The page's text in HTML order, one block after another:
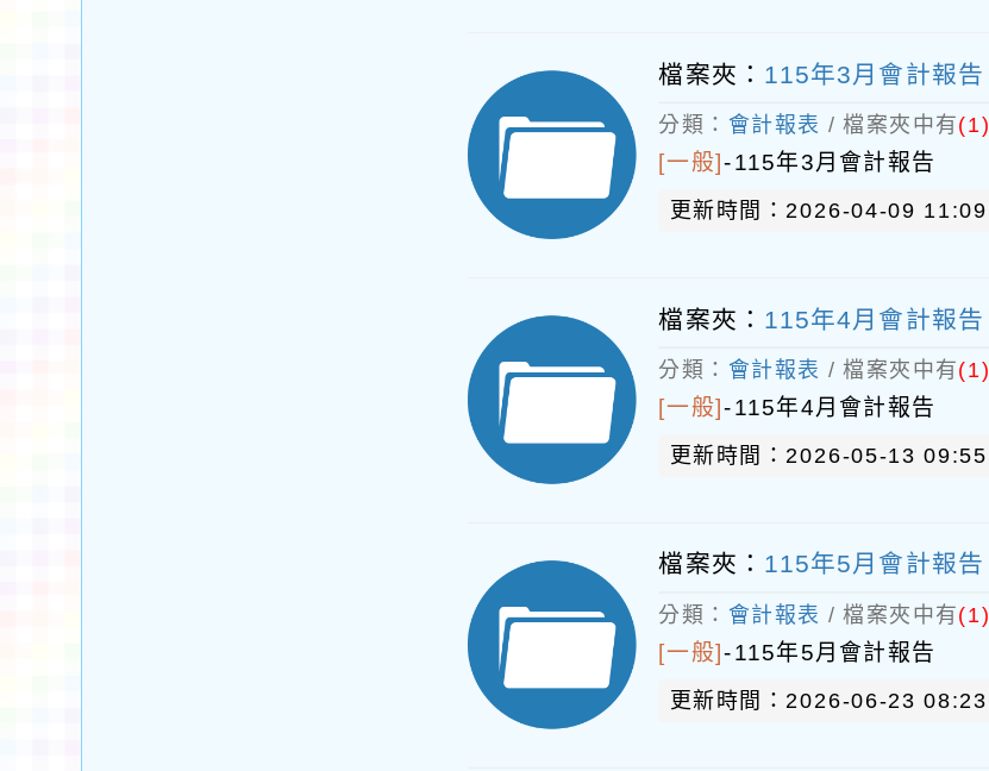
檔案夾： 115年3月會計報告
分類： 會計報表 / 檔案夾中有(1)
[一般]-115年3月會計報告
更新時間：2026-04-09 11:09
檔案夾： 115年4月會計報告
分類： 會計報表 / 檔案夾中有(1)
[一般]-115年4月會計報告
更新時間：2026-05-13 09:55
檔案夾： 115年5月會計報告
分類： 會計報表 / 檔案夾中有(1)
[一般]-115年5月會計報告
更新時間：2026-06-23 08:23